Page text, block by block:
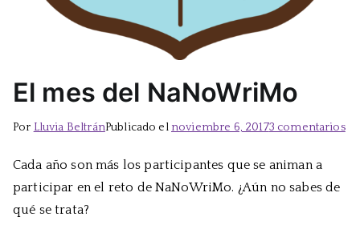
El mes del NaNoWriMo
Por Lluvia BeltránPublicado el noviembre 6, 20173 comentariosen
Cada año son más los participantes que se animan a
participar en el reto de NaNoWriMo. ¿Aún no sabes de
qué se trata?